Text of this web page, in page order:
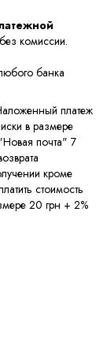
комиссии.
банка
платеж
в размере
почта" 7
кроме
стоимость
20 грн + 2%